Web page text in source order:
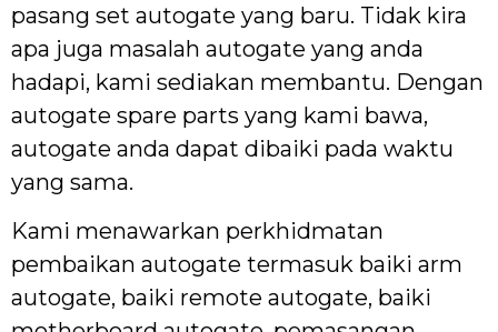
pasang set autogate yang baru. Tidak kira
apa juga masalah autogate yang anda
hadapi, kami sediakan membantu. Dengan
autogate spare parts yang kami bawa,
autogate anda dapat dibaiki pada waktu
yang sama.
Kami menawarkan perkhidmatan
pembaikan autogate termasuk baiki arm
autogate, baiki remote autogate, baiki